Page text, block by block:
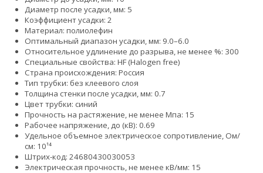
Диаметр после усадки, мм: 5
Коэффициент усадки: 2
Материал: полиолефин
Оптимальный диапазон усадки, мм: 9.0–6.0
Относительное удлинение до разрыва, не менее %: 300
Специальные свойства: HF (Halogen free)
Страна происхождения: Россия
Тип трубки: без клеевого слоя
Толщина стенки после усадки, мм: 0.7
Цвет трубки: синий
Прочность на растяжение, не менее Мпа: 15
Рабочее напряжение, до (кВ): 0.69
Удельное объемное электрическое сопротивление, Ом/
см: 10¹⁴
Штрих-код: 24680430030053
Электрическая прочность, не менее кВ/мм: 15